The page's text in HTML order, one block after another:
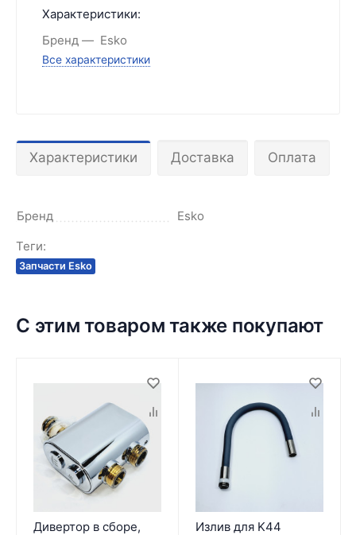
Характеристики:
Бренд
Esko
Все характеристики
Характеристики Доставка Оплата
Бренд
Esko
Теги:
Запчасти Esko
С этим товаром также покупают
Дивертор в сборе,
Излив для K44